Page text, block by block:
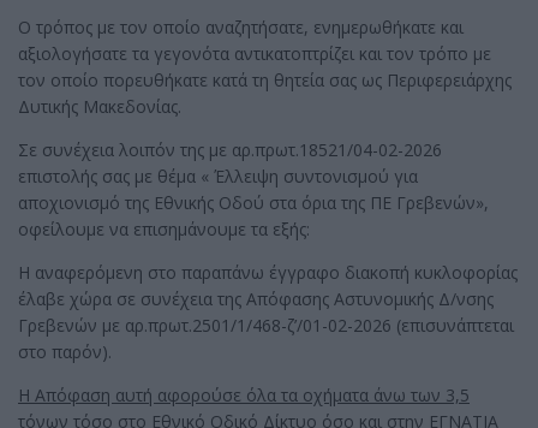
Ο τρόπος με τον οποίο αναζητήσατε, ενημερωθήκατε και
αξιολογήσατε τα γεγονότα αντικατοπτρίζει και τον τρόπο με
τον οποίο πορευθήκατε κατά τη θητεία σας ως Περιφερειάρχης
Δυτικής Μακεδονίας.
Σε συνέχεια λοιπόν της με αρ.πρωτ.18521/04-02-2026
επιστολής σας με θέμα « Έλλειψη συντονισμού για
αποχιονισμό της Εθνικής Οδού στα όρια της ΠΕ Γρεβενών»,
οφείλουμε να επισημάνουμε τα εξής:
Η αναφερόμενη στο παραπάνω έγγραφο διακοπή κυκλοφορίας
έλαβε χώρα σε συνέχεια της Απόφασης Αστυνομικής Δ/νσης
Γρεβενών με αρ.πρωτ.2501/1/468-ζ’/01-02-2026 (επισυνάπτεται
στο παρόν).
Η Απόφαση αυτή αφορούσε όλα τα οχήματα άνω των 3,5
τόνων τόσο στο Εθνικό Οδικό Δίκτυο όσο και στην ΕΓΝΑΤΙΑ